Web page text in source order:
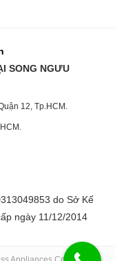
SONG NGƯU
12, Tp.HCM.
do Sở Kế
ngày 11/12/2014